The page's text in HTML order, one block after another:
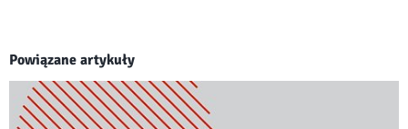
Powiązane artykuły